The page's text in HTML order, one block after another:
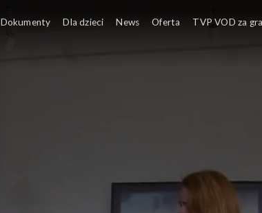
Dokumenty Dla dzieci News Oferta TVP VOD za